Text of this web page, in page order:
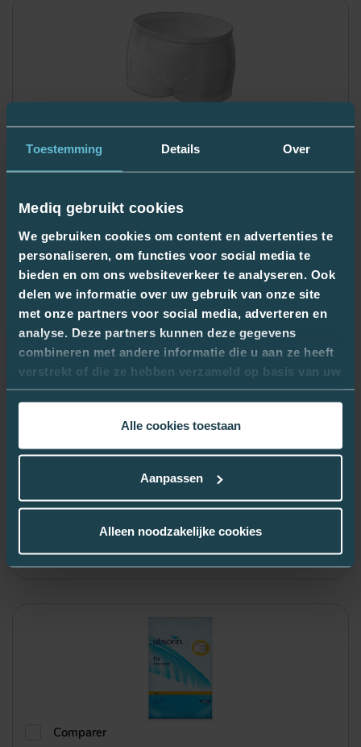
Toestemming Details Over
Mediq gebruikt cookies
We gebruiken cookies om content en advertenties te
personaliseren, om functies voor social media te
bieden en om ons websiteverkeer te analyseren. Ook
delen we informatie over uw gebruik van onze site
met onze partners voor social media, adverteren en
analyse. Deze partners kunnen deze gegevens
combineren met andere informatie die u aan ze heeft
verstrekt of die ze hebben verzameld op basis van uw
gebruik van hun services.
Alle cookies toestaan
Aanpassen
Alleen noodzakelijke cookies
Comparer
ABSORIN FIX EXTRA STRETCH XL
ABSORIN FIX EXTRA STRETCH XXL
5
Comparer